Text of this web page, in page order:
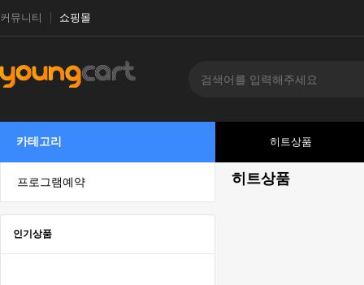
커뮤니티 쇼핑몰
카테고리 히트상품
프로그램예약
인기상품
히트상품